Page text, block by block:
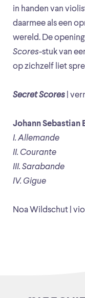
in handen van
daarmee als een
wereld. De
Scores-stuk van
op zichzelf liet
Secret Scores |
Johann Sebastian
I. Allemande
II. Courante
III. Sarabande
IV. Gigue
Noa Wildschut |